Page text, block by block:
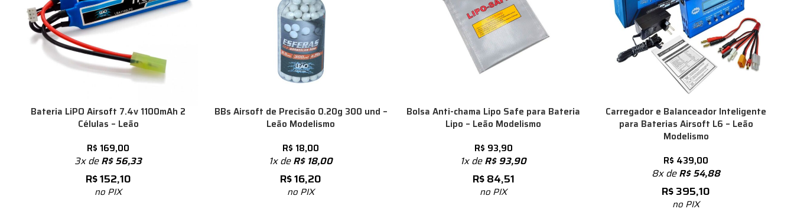
Bateria LiPO Airsoft 7.4v 1100mAh 2
Células – Leão
R$ 169,00
3x deR$56,33
R$152,10
no PIX
BBs Airsoft de Precisão 0.20g 300 und –
Leão Modelismo
R$ 18,00
1x deR$18,00
R$16,20
no PIX
Bolsa Anti-chama Lipo Safe para Bateria
Lipo – Leão Modelismo
R$ 93,90
1x deR$93,90
R$84,51
no PIX
Carregador e Balanceador Inteligente
para Baterias Airsoft L6 – Leão
Modelismo
R$ 439,00
8x deR$54,88
R$395,10
no PIX